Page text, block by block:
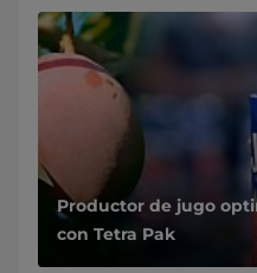
Productor de jugo
con Tetra Pak